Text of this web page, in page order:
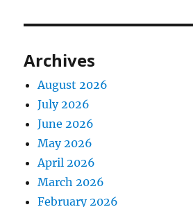
Archives
August 2026
July 2026
June 2026
May 2026
April 2026
March 2026
February 2026